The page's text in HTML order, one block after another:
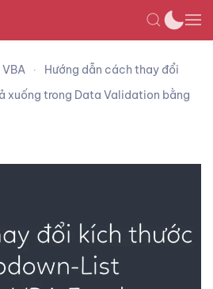
VBA
Hướng dẫn cách thay đổi
xuống trong Data Validation bằng